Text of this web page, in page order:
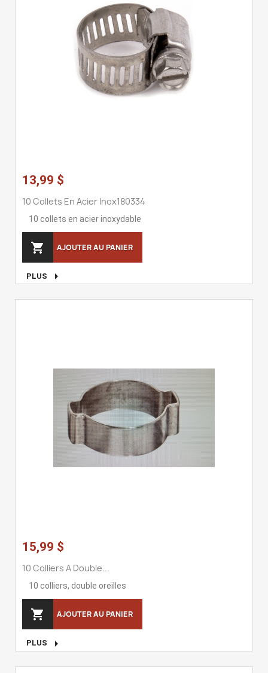
13,99 $
10 Collets En Acier Inox180334
10 collets en acier inoxydable
 AJOUTER AU PANIER
PLUS 
15,99 $
10 Colliers A Double...
10 colliers, double oreilles
 AJOUTER AU PANIER
PLUS 